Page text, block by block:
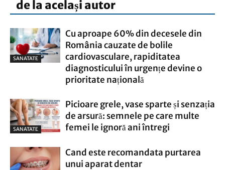
de la același autor
SANATATE
Cu aproape 60% din decesele din
România cauzate de bolile
cardiovasculare, rapiditatea
diagnosticului în urgențe devine o
prioritate națională
SANATATE
Picioare grele, vase sparte și senzația
de arsură: semnele pe care multe
femei le ignoră ani întregi
Cand este recomandata purtarea
unui aparat dentar